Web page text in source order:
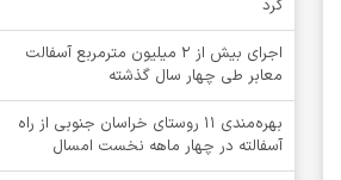
کرد
اجرای بیش از ۲ میلیون مترمربع آسفالت
معابر طی چهار سال گذشته
بهره‌مندی ۱۱ روستای خراسان جنوبی از راه
آسفالته در چهار ماهه نخست امسال